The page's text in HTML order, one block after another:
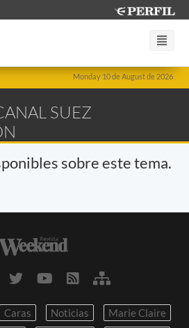
Monday 10 de August de 2026
SUEZ
sobre este tema.
Caras Noticias
Marie Claire